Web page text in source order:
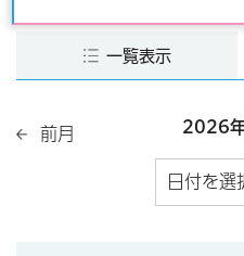
一覧表示
前月 2026
日付を選